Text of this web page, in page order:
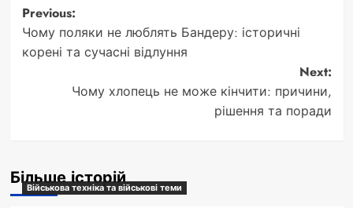
Post
navigation
Previous:
Чому поляки не люблять Бандеру: історичні
корені та сучасні відлуння
Next:
Чому хлопець не може кінчити: причини,
рішення та поради
Більше історій
Військова техніка та військові теми